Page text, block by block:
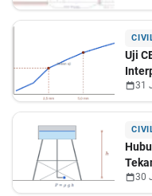
Uji
31
30